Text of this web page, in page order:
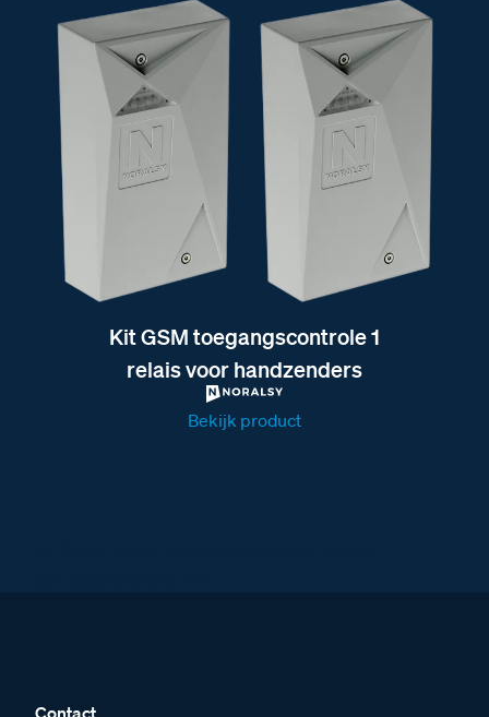
Kit GSM toegangscontrole 1
relais voor handzenders
Bekijk product
Contact